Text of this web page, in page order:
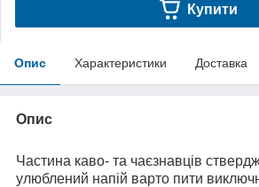
Купити
Опис Характеристики Доставка
Опис
Частина каво- та чаєзнавців
улюблений напій варто пити